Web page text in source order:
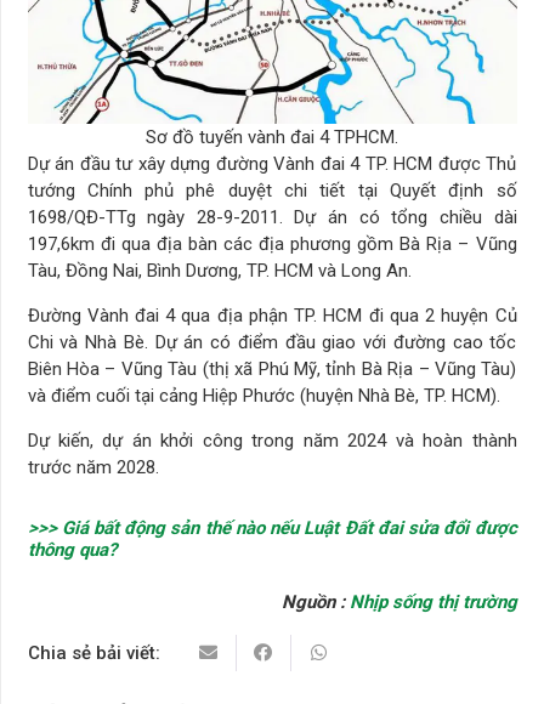
Sơ đồ tuyến vành đai 4 TPHCM.
Dự án đầu tư xây dựng đường Vành đai 4 TP. HCM được Thủ
tướng Chính phủ phê duyệt chi tiết tại Quyết định số
1698/QĐ-TTg ngày 28-9-2011. Dự án có tổng chiều dài
197,6km đi qua địa bàn các địa phương gồm Bà Rịa – Vũng
Tàu, Đồng Nai, Bình Dương, TP. HCM và Long An.
Đường Vành đai 4 qua địa phận TP. HCM đi qua 2 huyện Củ
Chi và Nhà Bè. Dự án có điểm đầu giao với đường cao tốc
Biên Hòa – Vũng Tàu (thị xã Phú Mỹ, tỉnh Bà Rịa – Vũng Tàu)
và điểm cuối tại cảng Hiệp Phước (huyện Nhà Bè, TP. HCM).
Dự kiến, dự án khởi công trong năm 2024 và hoàn thành
trước năm 2028.
>>> Giá bất động sản thế nào nếu Luật Đất đai sửa đổi được
thông qua?
Nguồn : Nhịp sống thị trường
Chia sẻ bải viết: